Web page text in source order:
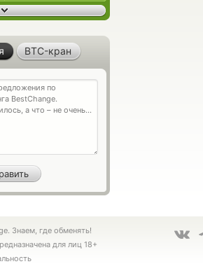
BTC-кран
Знаем, где обменять!
для лиц 18+